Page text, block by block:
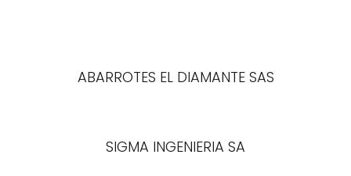
ABARROTES EL DIAMANTE SAS
SIGMA INGENIERIA SA